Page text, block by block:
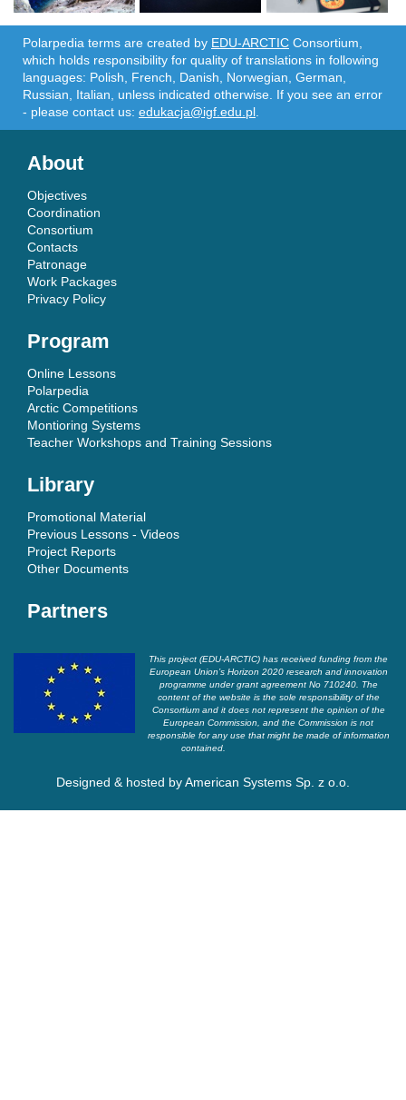
Polarpedia terms are created by EDU-ARCTIC Consortium,
which holds responsibility for quality of translations in following
languages: Polish, French, Danish, Norwegian, German,
Russian, Italian, unless indicated otherwise. If you see an error
- please contact us: edukacja@igf.edu.pl
About
Objectives
Coordination
Consortium
Contacts
Patronage
Work Packages
Privacy Policy
Program
Online Lessons
Polarpedia
Arctic Competitions
Montioring Systems
Teacher Workshops and Training Sessions
Library
Promotional Material
Previous Lessons - Videos
Project Reports
Other Documents
Partners
This project (EDU-ARCTIC) has received funding from the
European Union’s Horizon 2020 research and innovation
programme under grant agreement No 710240. The
content of the website is the sole responsibility of the
Consortium and it does not represent the opinion of the
European Commission, and the Commission is not
responsible for any use that might be made of information
contained.
Designed & hosted byAmerican Systems Sp. z o.o.